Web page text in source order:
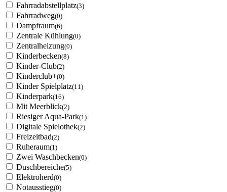
Fahrradabstellplatz(3)
Fahrradweg(0)
Dampfraum(6)
Zentrale Kühlung(0)
Zentralheizung(0)
Kinderbecken(8)
Kinder-Club(2)
Kinderclub+(0)
Kinder Spielplatz(11)
Kinderpark(16)
Mit Meerblick(2)
Riesiger Aqua-Park(1)
Digitale Spielothek(2)
Freizeitbad(2)
Ruheraum(1)
Zwei Waschbecken(0)
Duschbereiche(5)
Elektroherd(0)
Notausstieg(0)